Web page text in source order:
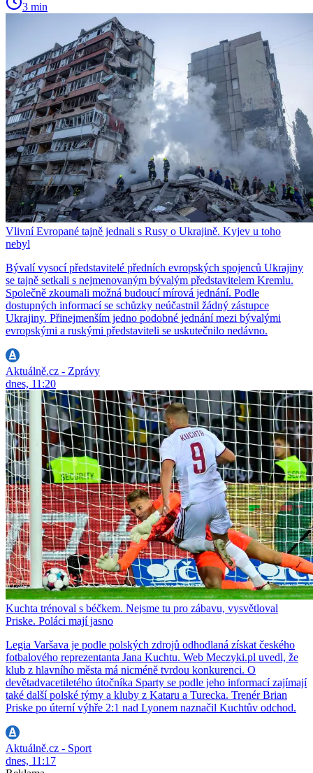
3 min
Vlivní Evropané tajně jednali s Rusy o Ukrajině. Kyjev u toho
nebyl
Bývalí vysocí představitelé předních evropských spojenců Ukrajiny
se tajně setkali s nejmenovaným bývalým představitelem Kremlu.
Společně zkoumali možná budoucí mírová jednání. Podle
dostupných informací se schůzky neúčastnil žádný zástupce
Ukrajiny. Přinejmenším jedno podobné jednání mezi bývalými
evropskými a ruskými představiteli se uskutečnilo nedávno.
Aktuálně.cz - Zprávy
dnes, 11:20
Kuchta trénoval s béčkem. Nejsme tu pro zábavu, vysvětloval
Priske. Poláci mají jasno
Legia Varšava je podle polských zdrojů odhodlaná získat českého
fotbalového reprezentanta Jana Kuchtu. Web Meczyki.pl uvedl, že
klub z hlavního města má nicméně tvrdou konkurenci. O
devětadvacetiletého útočníka Sparty se podle jeho informací zajímají
také další polské týmy a kluby z Kataru a Turecka. Trenér Brian
Priske po úterní výhře 2:1 nad Lyonem naznačil Kuchtův odchod.
Aktuálně.cz - Sport
dnes, 11:17